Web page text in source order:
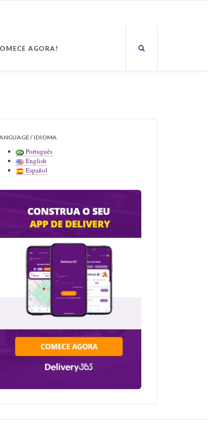
AGORA!
/ IDIOMA
Português
English
Español